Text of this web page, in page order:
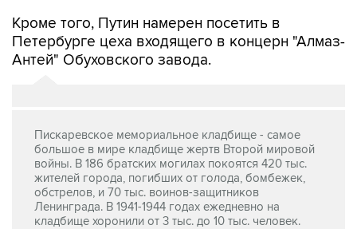
Кроме того, Путин намерен посетить в
Петербурге цеха входящего в концерн "Алмаз-
Антей" Обуховского завода.
Пискаревское мемориальное кладбище - самое
большое в мире кладбище жертв Второй мировой
войны. В 186 братских могилах покоятся 420 тыс.
жителей города, погибших от голода, бомбежек,
обстрелов, и 70 тыс. воинов-защитников
Ленинграда. В 1941-1944 годах ежедневно на
кладбище хоронили от 3 тыс. до 10 тыс. человек.